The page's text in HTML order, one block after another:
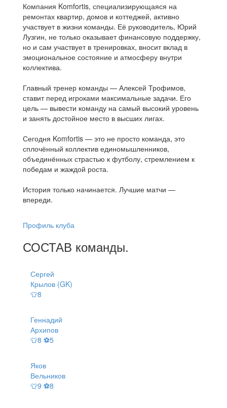
Компания Komfortis, специализирующаяся на
ремонтах квартир, домов и коттеджей, активно
участвует в жизни команды. Её руководитель, Юрий
Лузгин, не только оказывает финансовую поддержку,
но и сам участвует в тренировках, вносит вклад в
эмоциональное состояние и атмосферу внутри
коллектива.
Главный тренер команды — Алексей Трофимов,
ставит перед игроками максимальные задачи. Его
цель — вывести команду на самый высокий уровень
и занять достойное место в высших лигах.
Сегодня Komfortis — это не просто команда, это
сплочённый коллектив единомышленников,
объединённых страстью к футболу, стремлением к
победам и жаждой роста.
История только начинается. Лучшие матчи —
впереди.
Профиль клуба
СОСТАВ команды.
Сергей
Крылов (GK)
👕8
Геннадий
Архипов
👕8 ⚽5
Яков
Вельников
👕9 ⚽8